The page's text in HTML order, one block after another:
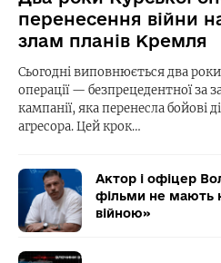
перенесення війни
злам планів Кремля
Сьогодні виповнюється два роки
операції — безпрецедентної за
кампанії, яка перенесла бойові
агресора. Цей крок…
Актор і офіцер
фільми не мають
війною»